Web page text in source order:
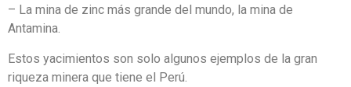
– La mina de zinc más grande del mundo, la mina de
Antamina.
Estos yacimientos son solo algunos ejemplos de la gran
riqueza minera que tiene el Perú.